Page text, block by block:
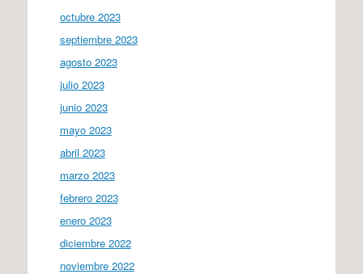
octubre 2023
septiembre 2023
agosto 2023
julio 2023
junio 2023
mayo 2023
abril 2023
marzo 2023
febrero 2023
enero 2023
diciembre 2022
noviembre 2022